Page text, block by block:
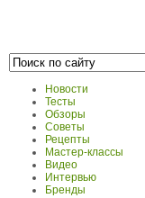
Новости
Тесты
Обзоры
Советы
Рецепты
Мастер-классы
Видео
Интервью
Бренды